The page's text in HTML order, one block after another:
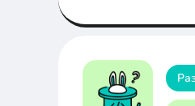
интеграцией, и
оптимальное